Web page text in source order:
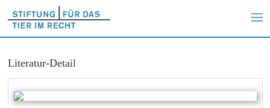
Literatur-Detail